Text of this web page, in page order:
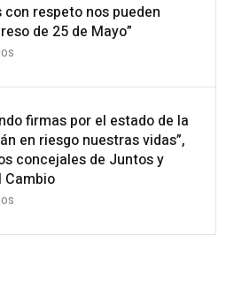
con respeto nos pueden
de 25 de Mayo”
firmas por el estado de la
en riesgo nuestras vidas”,
concejales de Juntos y
Cambio